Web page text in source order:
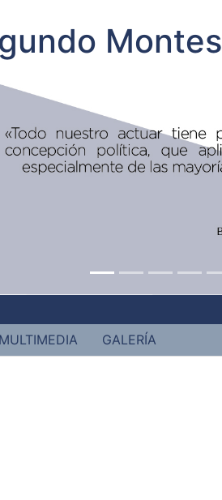
Montes
MULTIMEDIA GALERÍA